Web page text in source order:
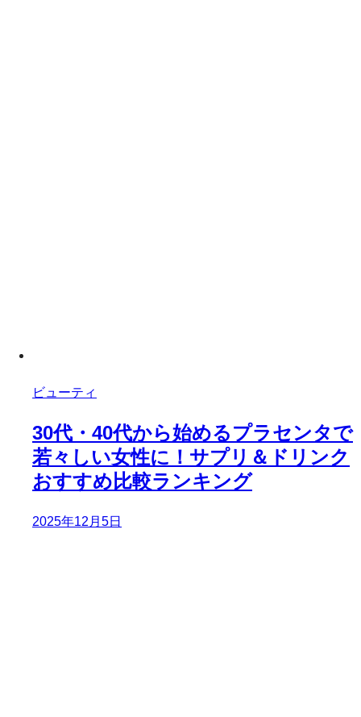
ビューティ
30代・40代から始めるプラセンタで
若々しい女性に！サプリ＆ドリンク
おすすめ比較ランキング
2025年12月5日